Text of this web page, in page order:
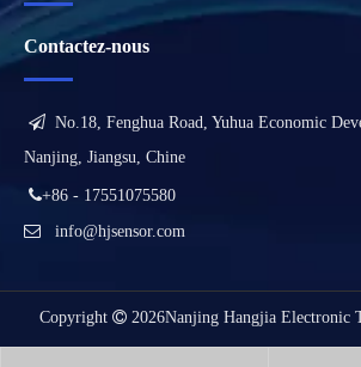
Contactez-nous
 No.18, Fenghua Road, Yuhua Economic
Nanjing, Jiangsu, Chine
+86 - 17551075580
 info@hjsensor.com
Copyright  2026Nanjing Hangjia Electronic